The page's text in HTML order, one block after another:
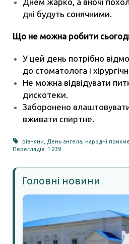
дні будуть сонячними.
Що не можна робити
У цей день потрібно
до стоматолога і
Не можна відвідувати
дискотеки.
Заборонено влаштовувати
вживати спиртне.
рівняни День ангела ,народні
Переглядів: 1 239
Головні новини